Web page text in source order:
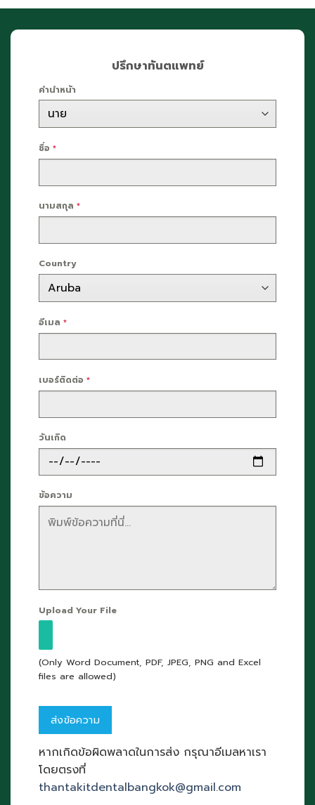
ปรึกษาทันตแพทย์
คำนำหน้า
ชื่อ *
นามสกุล *
Country
อีเมล *
เบอร์ติดต่อ *
วันเกิด
ข้อความ
Upload Your File
(Only Word Document, PDF, JPEG, PNG and Excel
files are allowed)
หากเกิดข้อผิดพลาดในการส่ง กรุณาอีเมลหาเรา
โดยตรงที่
thantakitdentalbangkok@gmail.com